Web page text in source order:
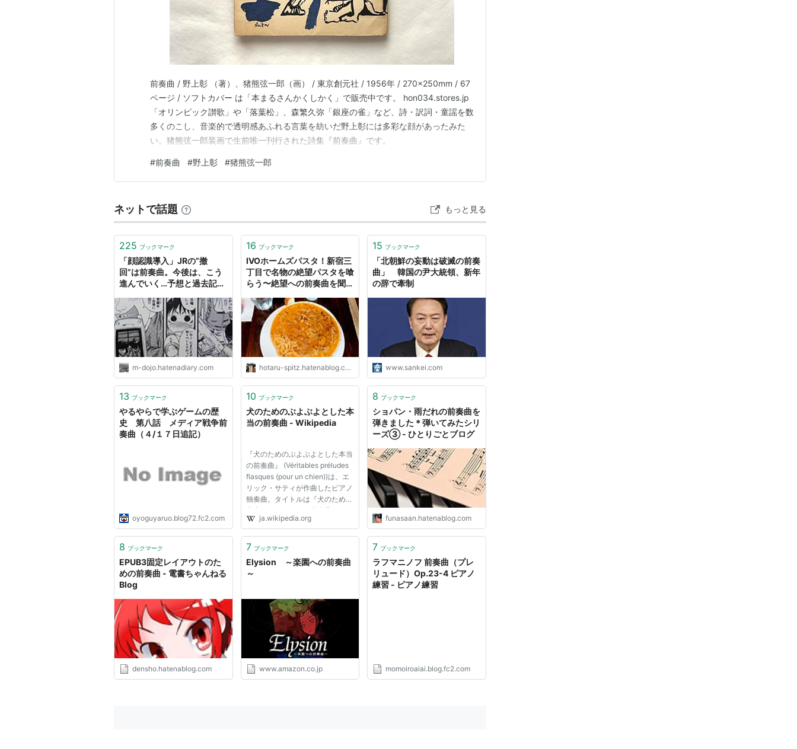
前奏曲 / 野上彰 （著）、猪熊弦一郎（画） / 東京創元社 / 1956年 / 270x250mm / 67
ページ / ソフトカバー は「本まるさんかくしかく」で販売中です。 hon034.stores.jp
「オリンピック讃歌」や「落葉松」、森繁久弥「銀座の雀」など、詩・訳詞・童謡を数
多くのこし、音楽的で透明感あふれる言葉を紡いだ野上彰には多彩な顔があったみた
い。猪熊弦一郎装画で生前唯一刊行された詩集『前奏曲』です。
#前奏曲 #野上彰 #猪熊弦一郎
ネットで話題 もっと見る
225 ブックマーク
「顔認識導入」JRの”撤
回”は前奏曲。今後は、こう
進んでいく…予想と過去記事
Dojo. ーQUIET &
COLORFUL PLACE-
m-dojo.hatenadiary.com
16 ブックマーク
IVOホームズパスタ！新宿三
丁目で名物の絶望パスタを喰
らう〜絶望への前奏曲を聞
オーバーの男が美味しいもの
を食べながら痩せるまでのダ
イエット成功物語である
hotaru-spitz.hatenablog.com
15 ブックマーク
「北朝鮮の妄動は破滅の前奏
曲」 韓国の尹大統領、新年
の辞で牽制
www.sankei.com
13 ブックマーク
やるやらで学ぶゲームの歴
史 第八話 メディア戦争前
奏曲（４/１７日追記）
oyoguyaruo.blog72.fc2.com
10 ブックマーク
犬のためのぶよぶよとした本
当の前奏曲 - Wikipedia
『犬のためのぶよぶよとした本当
の前奏曲』 (Véritables préludes
flasques (pour un chien))は、エ
リック・サティが作曲したピアノ
独奏曲。タイトルは『犬のための
本当にぶよぶよした前奏曲』や
『犬のためのしまりのない真正な
1912年に作曲された『犬のための
ja.wikipedia.org
8 ブックマーク
ショパン・雨だれの前奏曲を
弾きました＊弾いてみたシリ
ーズ③ - ひとりごとブログ
funasaan.hatenablog.com
8 ブックマーク
EPUB3固定レイアウトのた
めの前奏曲 - 電書ちゃんねる
Blog
densho.hatenablog.com
7 ブックマーク
Elysion ～楽園への前奏曲
～
www.amazon.co.jp
7 ブックマーク
ラフマニノフ 前奏曲（プレ
リュード）Op.23-4 ピアノ
練習 - ピアノ練習
momoiroaiai.blog.fc2.com